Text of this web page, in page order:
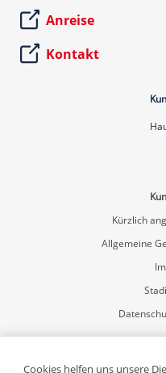
Anreise
Kontakt
Kürzlich
Allgemeine
Cookies helfen uns unsere